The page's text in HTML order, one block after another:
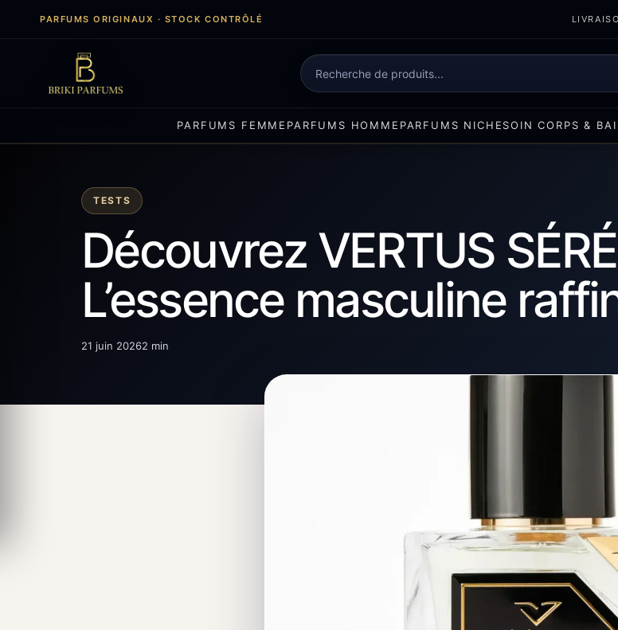
PARFUMS ORIGINAUX · STOCK CONTRÔLÉ
Recherche
de
produits
PARFUMS FEMME PARFUMS HOMME PARFUMS NICHESOIN CORPS &
TESTS
Découvrez VERTUS
L’essence masculine
21 juin 20262 min